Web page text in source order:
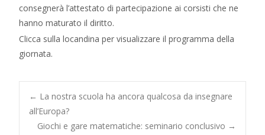
consegnerà l’attestato di partecipazione ai corsisti che ne
hanno maturato il diritto.
Clicca sulla locandina per visualizzare il programma della
giornata.
Post navigation
← La nostra scuola ha ancora qualcosa da insegnare
all’Europa?
Giochi e gare matematiche: seminario conclusivo →